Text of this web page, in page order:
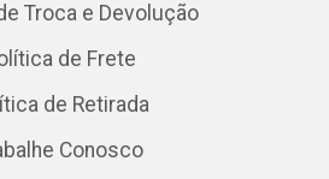
Troca e Devolução
de Frete
de Retirada
Conosco